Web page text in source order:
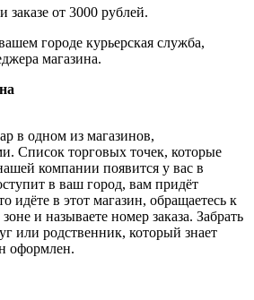
заказе от 3000 рублей.
городе курьерская служба,
магазина.
в одном из магазинов,
Список торговых точек, которые
компании появится у вас в
в ваш город, вам придёт
идёте в этот магазин, обращаетесь к
и называете номер заказа. Забрать
или родственник, который знает
оформлен.